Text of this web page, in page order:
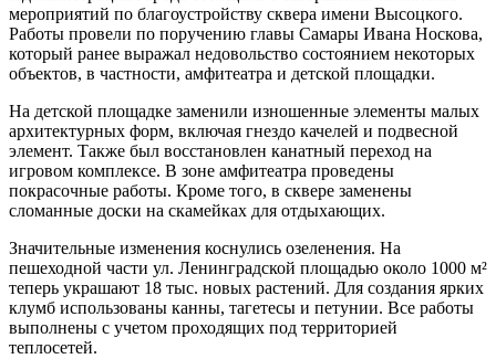
мероприятий по благоустройству сквера имени Высоцкого.
Работы провели по поручению главы Самары Ивана Носкова,
который ранее выражал недовольство состоянием некоторых
объектов, в частности, амфитеатра и детской площадки.
На детской площадке заменили изношенные элементы малых
архитектурных форм, включая гнездо качелей и подвесной
элемент. Также был восстановлен канатный переход на
игровом комплексе. В зоне амфитеатра проведены
покрасочные работы. Кроме того, в сквере заменены
сломанные доски на скамейках для отдыхающих.
Значительные изменения коснулись озеленения. На
пешеходной части ул. Ленинградской площадью около 1000 м²
теперь украшают 18 тыс. новых растений. Для создания ярких
клумб использованы канны, тагетесы и петунии. Все работы
выполнены с учетом проходящих под территорией
теплосетей.